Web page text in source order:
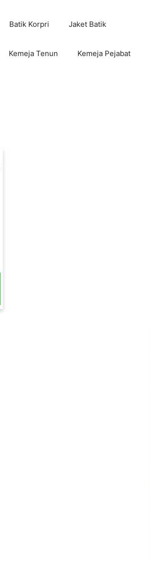
Batik Korpri Jaket Batik
Kemeja Tenun Kemeja Pejabat